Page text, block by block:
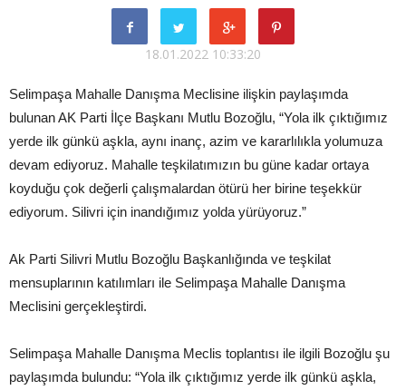
18.01.2022 10:33:20
Selimpaşa Mahalle Danışma Meclisine ilişkin paylaşımda
bulunan AK Parti İlçe Başkanı Mutlu Bozoğlu, “Yola ilk çıktığımız
yerde ilk günkü aşkla, aynı inanç, azim ve kararlılıkla yolumuza
devam ediyoruz. Mahalle teşkilatımızın bu güne kadar ortaya
koyduğu çok değerli çalışmalardan ötürü her birine teşekkür
ediyorum. Silivri için inandığımız yolda yürüyoruz.”
Ak Parti Silivri Mutlu Bozoğlu Başkanlığında ve teşkilat
mensuplarının katılımları ile Selimpaşa Mahalle Danışma
Meclisini gerçekleştirdi.
Selimpaşa Mahalle Danışma Meclis toplantısı ile ilgili Bozoğlu şu
paylaşımda bulundu: “Yola ilk çıktığımız yerde ilk günkü aşkla,